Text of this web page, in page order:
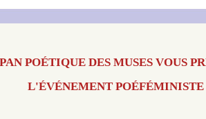
POÉTIQUE DES MUSES VOUS
L'ÉVÉNEMENT POÉFÉMINISTE